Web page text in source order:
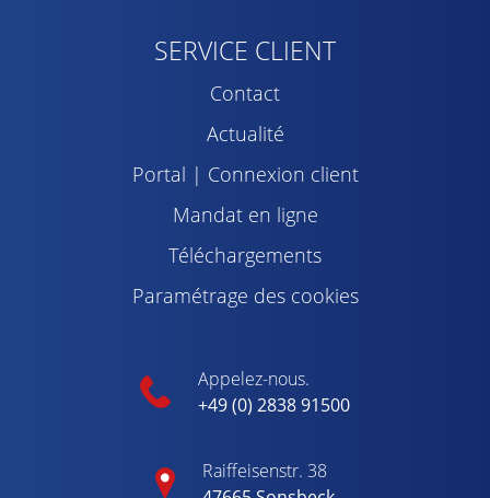
SERVICE CLIENT
Contact
Actualité
Portal | Connexion client
Mandat en ligne
Téléchargements
Paramétrage des cookies
Appelez-nous.
+49 (0) 2838 91500
Raiffeisenstr. 38